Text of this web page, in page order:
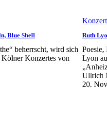
Blue Shell
beherrscht, wird sich
Konzertes von
Ruth
Poesie,
Lyon
Ullrich
20.